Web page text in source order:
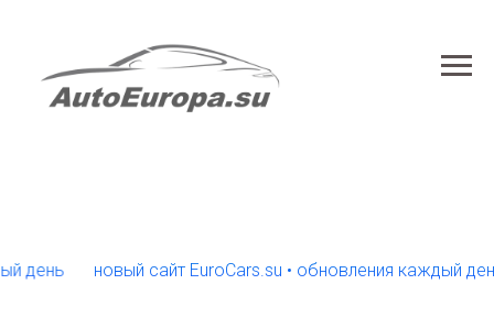
новый сайт EuroCars.su • обновления каждый день